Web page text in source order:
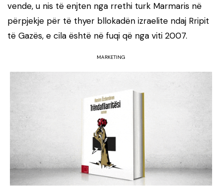
vende, u nis të enjten nga rrethi turk Marmaris në
përpjekje për të thyer bllokadën izraelite ndaj Rripit
të Gazës, e cila është në fuqi që nga viti 2007.
MARKETING